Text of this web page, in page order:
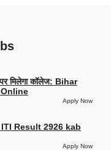
मिलेगा कॉलेज: Bihar
Apply Now
ITI Result 2926 kab
Apply Now